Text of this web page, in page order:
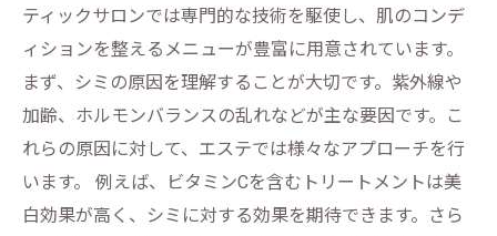
ティックサロンでは専門的な技術を駆使し、肌のコンデ
ィションを整えるメニューが豊富に用意されています。
まず、シミの原因を理解することが大切です。紫外線や
加齢、ホルモンバランスの乱れなどが主な要因です。こ
れらの原因に対して、エステでは様々なアプローチを行
います。 例えば、ビタミンCを含むトリートメントは美
白効果が高く、シミに対する効果を期待できます。さら